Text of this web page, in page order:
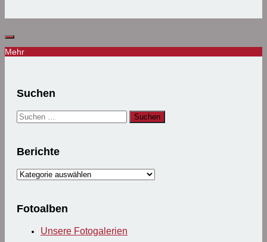
Mehr
Suchen
Suchen
nach:
Berichte
Berichte
Fotoalben
Unsere Fotogalerien